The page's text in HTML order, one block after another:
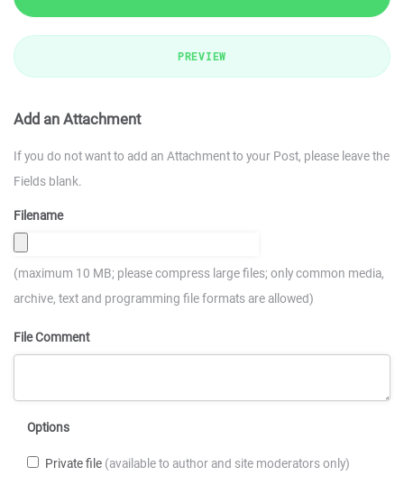
PREVIEW
Add an Attachment
If you do not want to add an Attachment to your Post, please leave the
Fields blank.
Filename
(maximum 10 MB; please compress large files; only common media,
archive, text and programming file formats are allowed)
File Comment
Options
Private file (available to author and site moderators only)